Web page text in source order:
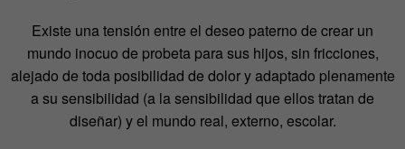
Existe una tensión entre el deseo paterno de crear un
mundo inocuo de probeta para sus hijos, sin fricciones,
alejado de toda posibilidad de dolor y adaptado plenamente
a su sensibilidad (a la sensibilidad que ellos tratan de
diseñar) y el mundo real, externo, escolar.